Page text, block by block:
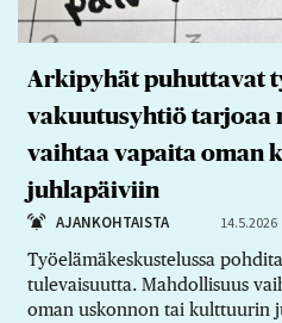
Arkipyhät puhuttavat
vakuutusyhtiö tarjoaa
vaihtaa vapaita oman
juhlapäiviin
AJANKOHTAISTA 14.5.2026
Työelämäkeskustelussa
tulevaisuutta. Mahdollisuus
oman uskonnon tai kulttuurin